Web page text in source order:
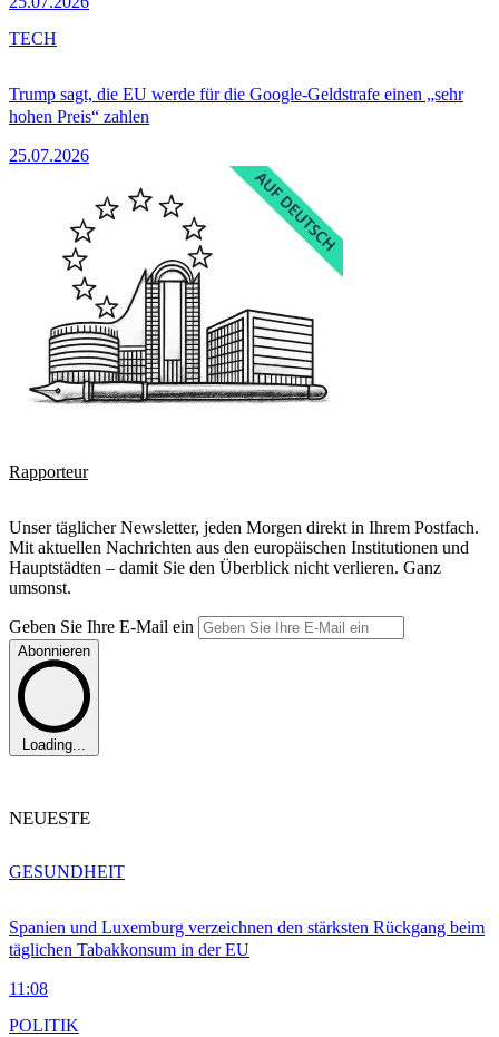
Trump sagt, die EU werde für die Google-Geldstrafe einen „sehr
hohen Preis“ zahlen
25.07.2026
TECH
Rapporteur
Unser täglicher Newsletter, jeden Morgen direkt in Ihrem Postfach.
Mit aktuellen Nachrichten aus den europäischen Institutionen und
Hauptstädten – damit Sie den Überblick nicht verlieren. Ganz
umsonst.
Geben Sie Ihre E-Mail ein
Abonnieren
Loading...
NEUESTE
Spanien und Luxemburg verzeichnen den stärksten Rückgang beim
täglichen Tabakkonsum in der EU
11:08
GESUNDHEIT
POLITIK